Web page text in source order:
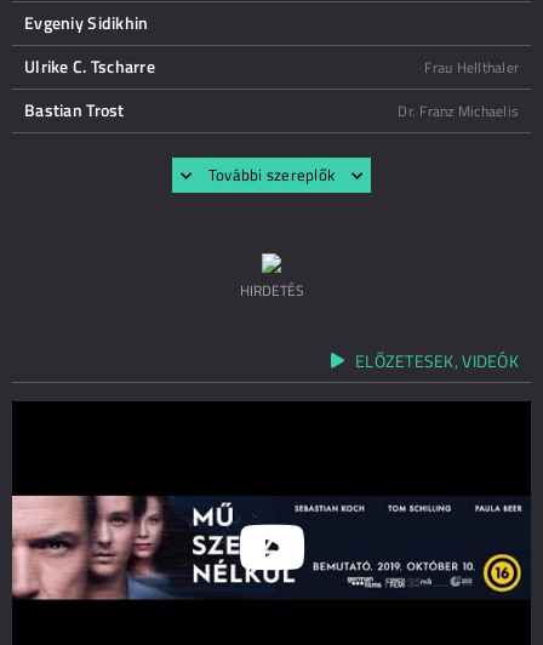
Evgeniy Sidikhin
Ulrike C. Tscharre
Frau Hellthaler
Bastian Trost Dr. Franz Michaelis
További szereplők
HIRDETÉS
ELŐZETESEK, VIDEÓK